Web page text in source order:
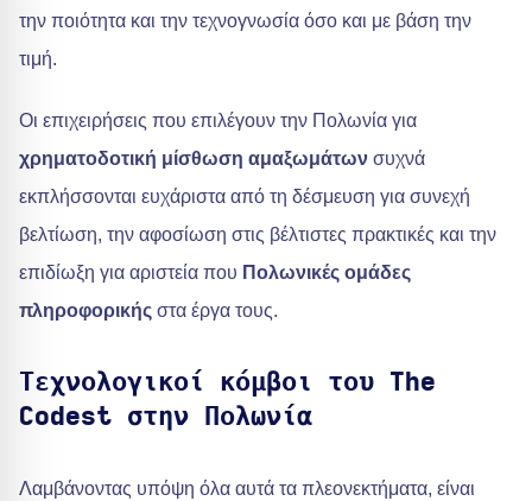
την ποιότητα και την τεχνογνωσία όσο και με βάση την
τιμή.
Οι επιχειρήσεις που επιλέγουν την Πολωνία για
χρηματοδοτική μίσθωση αμαξωμάτων συχνά
εκπλήσσονται ευχάριστα από τη δέσμευση για συνεχή
βελτίωση, την αφοσίωση στις βέλτιστες πρακτικές και την
επιδίωξη για αριστεία που Πολωνικές ομάδες
πληροφορικής στα έργα τους.
Τεχνολογικοί κόμβοι του The
Codest στην Πολωνία
Λαμβάνοντας υπόψη όλα αυτά τα πλεονεκτήματα, είναι